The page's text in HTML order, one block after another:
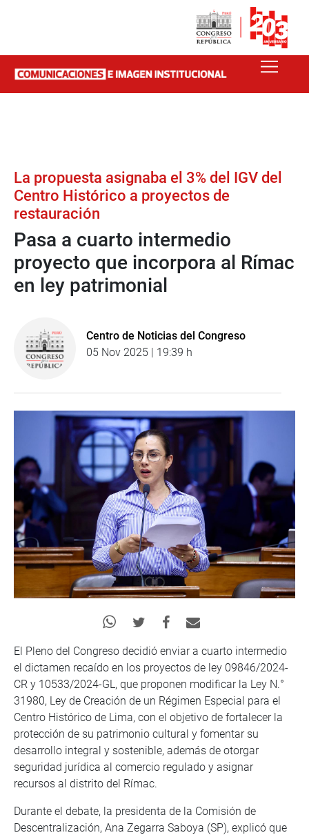
La propuesta asignaba el 3% del IGV del
Centro Histórico a proyectos de
restauración
Pasa a cuarto intermedio
proyecto que incorpora al Rímac
en ley patrimonial
Centro de Noticias del Congreso
05 Nov 2025 | 19:39 h
El Pleno del Congreso decidió enviar a cuarto intermedio
el dictamen recaído en los proyectos de ley 09846/2024-
CR y 10533/2024-GL, que proponen modificar la Ley N.°
31980, Ley de Creación de un Régimen Especial para el
Centro Histórico de Lima, con el objetivo de fortalecer la
protección de su patrimonio cultural y fomentar su
desarrollo integral y sostenible, además de otorgar
seguridad jurídica al comercio regulado y asignar
recursos al distrito del Rímac.
Durante el debate, la presidenta de la Comisión de
Descentralización, Ana Zegarra Saboya (SP), explicó que